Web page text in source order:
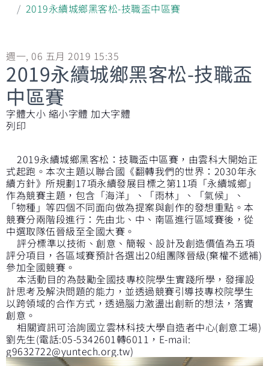
2019永續城鄉黑客松-技職盃中區賽
週一, 06 五月 2019 15:35
2019永續城鄉黑客松-技職盃
中區賽
字體大小 縮小字體 加大字體
列印
2019永續城鄉黑客松：技職盃中區賽，由雲科大開始正
式起跑。本次主題以聯合國《翻轉我們的世界：2030年永
續方針》所規劃17項永續發展目標之第11項「永續城鄉」
作為競賽主題，包含「海洋」、「雨林」、「氣候」、
「物種」等四個不同面向做為提案與創作的發想重點。本
競賽分兩階段進行：先由北、中、南區進行區域賽後，從
中選取隊伍晉級至全國大賽。
評分標準以技術、創意、簡報、設計及創造價值為五項
評分項目，各區域賽預計各選出20組團隊晉級(棄權不遞補)
參加全國競賽。
本活動目的為鼓勵全國技專校院學生實踐所學，發揮設
計思考及解決問題的能力，並透過競賽引導技專校院學生
以跨領域的合作方式，透過腦力激盪出創新的想法，落實
創意。
相關資訊可洽詢國立雲林科技大學自造者中心(創意工場)
劉先生(電話:05-5342601轉6011，E-mail:
g9632722@yuntech.org.tw)